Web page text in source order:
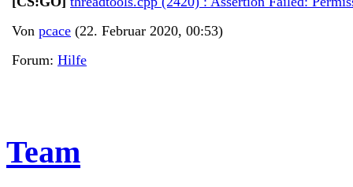
Von pcace (22. Februar 2020, 00:53)
Forum: Hilfe
Team